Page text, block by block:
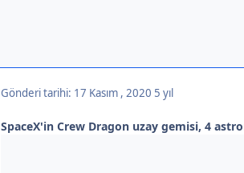
Gönderi tarihi: 17 Kasım , 2020 5 yıl
SpaceX'in Crew Dragon uzay gemisi, 4